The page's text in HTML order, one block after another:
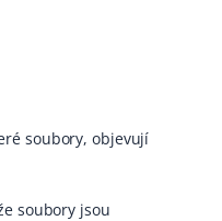
soubory, objevují
soubory jsou